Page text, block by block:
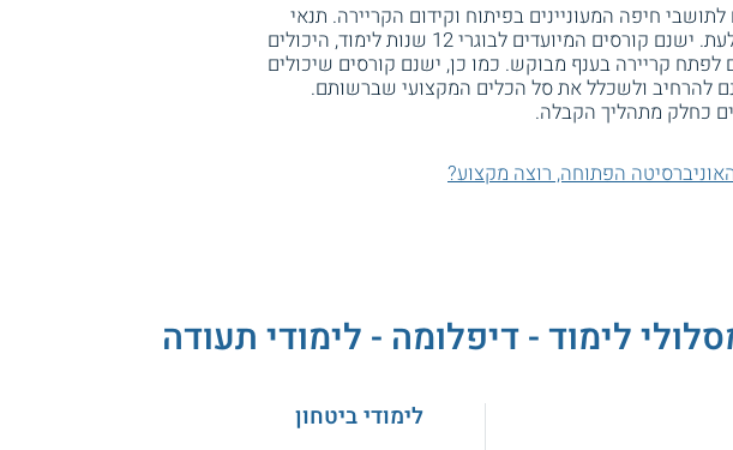
חיפה המעוניינים בפיתוח וקידום הקריירה. תנאי
הקבלה משתנים בין המסלולים השונים, ומעת לעת. ישנם קורסים המיועדים לבוגרי 12 שנות לימוד, היכולים
קריירה בענף מבוקש. כמו כן, ישנם קורסים שיכולים
להרחיב ולשכלל את סל הכלים המקצועי שברשותם.
כחלק מתהליך הקבלה.
הפתוחה, רוצה מקצוע?
לימוד - דיפלומה - לימודי תעודה
לימודי ביטחון